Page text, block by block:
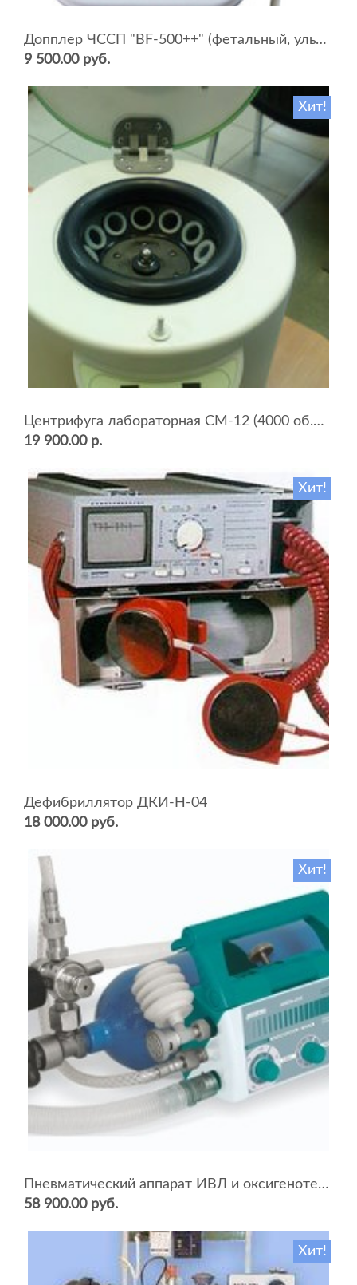
Допплер ЧССП "BF-500++" (фетальный, ультразвуковой)
9 500.00 руб.
Хит!
Центрифуга лабораторная СМ-12 (4000 об.мин, 12 пробирок)
19 900.00 р.
Хит!
Дефибриллятор ДКИ-Н-04
18 000.00 руб.
Хит!
Пневматический аппарат ИВЛ и оксигенотерапии портативный АИВЛп-2/20-«ТМТ»
58 900.00 руб.
Хит!